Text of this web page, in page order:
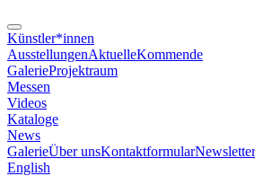
Künstler*innen
AusstellungenAktuelleKommende
GalerieProjektraum
Messen
Videos
Kataloge
News
GalerieÜber unsKontaktformularNewsletter
English